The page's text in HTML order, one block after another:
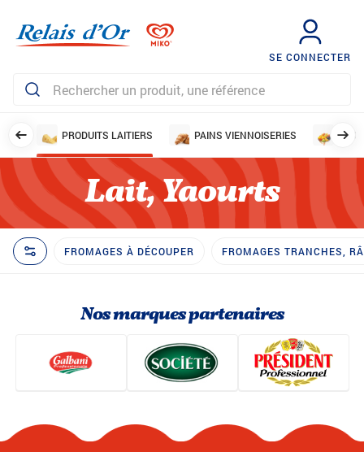
SE CONNECTER
PRODUITS LAITIERS PAINS VIENNOISERIES
Lait, Yaourts
FROMAGES À DÉCOUPER FROMAGES TRANCHES,
Nos marques partenaires